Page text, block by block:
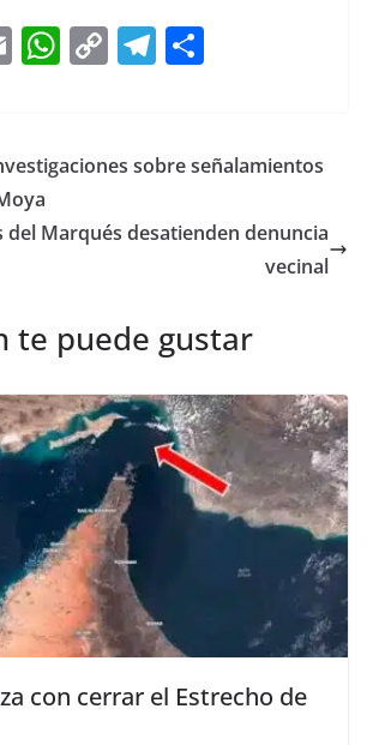
E
l
W
s
p
C
y
n
T
gr
m
e
sobre señalamientos
Marqués desatienden denuncia
vecinal
te puede gustar
con cerrar el Estrecho de